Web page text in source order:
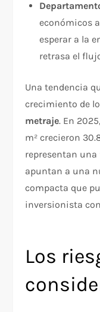
económicos
esperar a la
retrasa el
Una tendencia
crecimiento de
metraje. En
m² crecieron
representan
apuntan a una
compacta que
inversionista
Los